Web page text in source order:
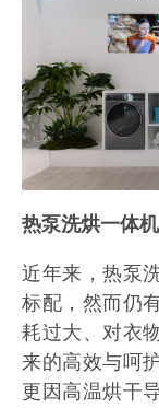
热泵洗烘一体
近年来，热泵
标配，然而仍
耗过大、对衣
来的高效与呵
更因高温烘干